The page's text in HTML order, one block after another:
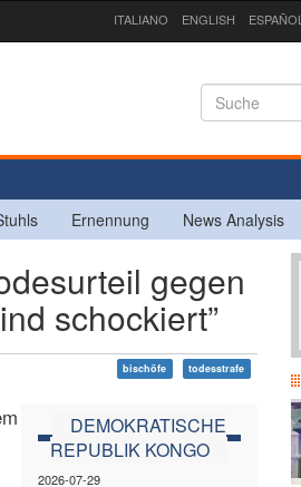
ITALIANO ENGLISH ESPAÑOL
Ernennung News Analysis
gegen
schockiert”
bischöfe todesstrafe
DEMOKRATISCHE
REPUBLIK KONGO
2026-07-29